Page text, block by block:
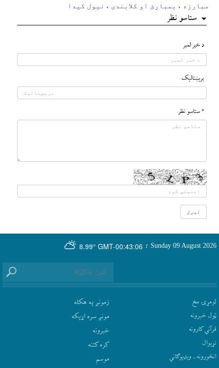
مبارزه ، بمبارئ او کلابندی ، نیول کیدا
ستاسو نظر
د خبر لمبر
بريښناليک
* ستاسو نظر
GMT-00:43:06
8.99° Sunday 09 August 2026 ؛
لومړۍ مخ
ټول خبرونه
قرآني کارونه
نړيوال
انځورونه ـ ویډیوګانې
زمونږ په هکله
مونږ سره اړيکه
‫خبرونه
کره کتنه
موسم